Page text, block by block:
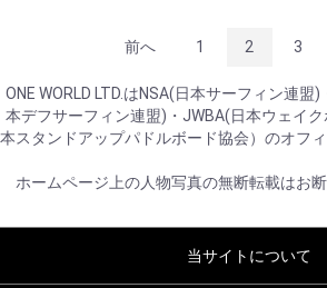
前へ 1 2 3
ONE WORLD LTD.はNSA(日本サーフィン連盟
本デフサーフィン連盟)・JWBA(日本ウェイク
本スタンドアップパドルボード協会）のオフ
ホームページ上の人物写真の無断転載はお
当サイトについて